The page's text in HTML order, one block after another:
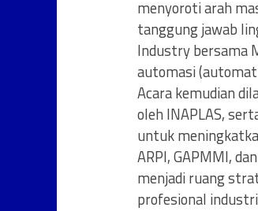
menyoroti arah
tanggung jawab
Industry bersama
automasi
Acara kemudian
oleh INAPLAS,
untuk
ARPI, GAPMMI,
menjadi ruang
profesional